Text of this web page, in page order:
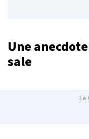
Une
sale
La